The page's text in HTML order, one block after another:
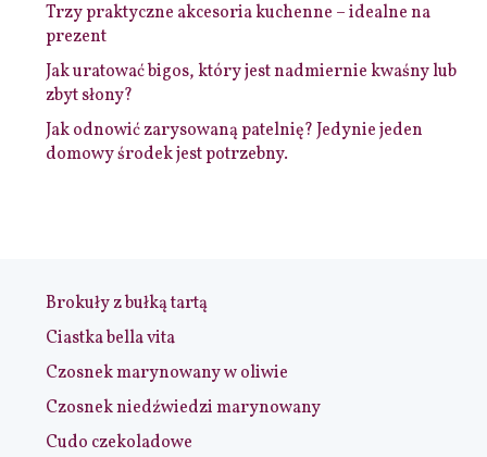
Trzy praktyczne akcesoria kuchenne – idealne na
prezent
Jak uratować bigos, który jest nadmiernie kwaśny lub
zbyt słony?
Jak odnowić zarysowaną patelnię? Jedynie jeden
domowy środek jest potrzebny.
Brokuły z bułką tartą
Ciastka bella vita
Czosnek marynowany w oliwie
Czosnek niedźwiedzi marynowany
Cudo czekoladowe